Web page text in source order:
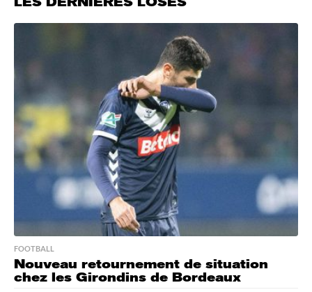
FOOTBALL
Nouveau retournement de situation
chez les Girondins de Bordeaux